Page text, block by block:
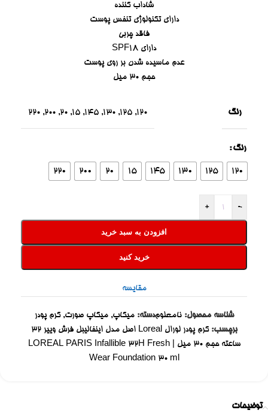
شاداب کننده
دارای تکنولوژی تنفس پوست
فاقد چربی
دارای SPF18
عدم ماسیده شدن بر روی پوست
حجم 30 میل
رنگ 120
,
125
,
130
,
145
,
15
,
20
,
200
,
220
رنگ
120
125
130
145
15
20
200
220
-
+
افزودن به سبد خرید
خرید کنید
مقایسه
شناسه محصول:نامعلومدسته: میکاپ, میکاپ صورت, کرم پودر
برچسب:
کرم پودر لورال Loreal اصل مدل اینفالیبل فرش وییر 32
ساعته حجم ۳۰ میل | LOREAL PARIS Infallible 32H Fresh
Wear Foundation 30 ml
توضیحات